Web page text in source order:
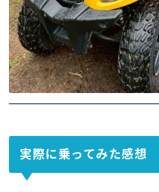
実際に乗ってみた感想